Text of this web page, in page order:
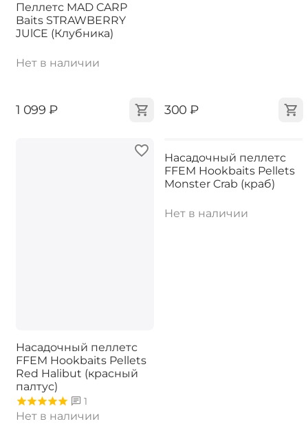
Пеллетс MAD CARP
Baits STRAWBERRY
JUlCE (Клубника)
Нет в наличии
‍1 099‍ ₽ ‍300‍ ₽
Насадочный пеллетс
FFEM Hookbaits Pellets
Red Halibut (красный
палтус)
1
Нет в наличии
Насадочный пеллетс
FFEM Hookbaits Pellets
Monster Crab (краб)
Нет в наличии